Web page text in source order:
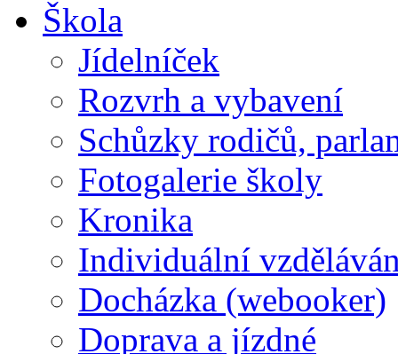
Škola
Jídelníček
Rozvrh a vybavení
Schůzky rodičů,
Fotogalerie školy
Kronika
Individuální
Docházka (webooker)
Doprava a jízdné